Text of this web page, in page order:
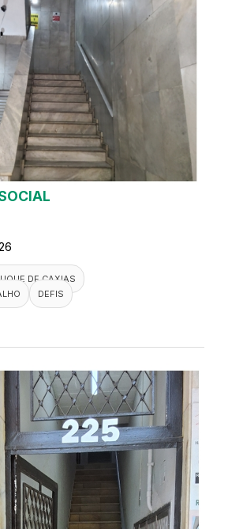
DE CAXIAS
DEFIS